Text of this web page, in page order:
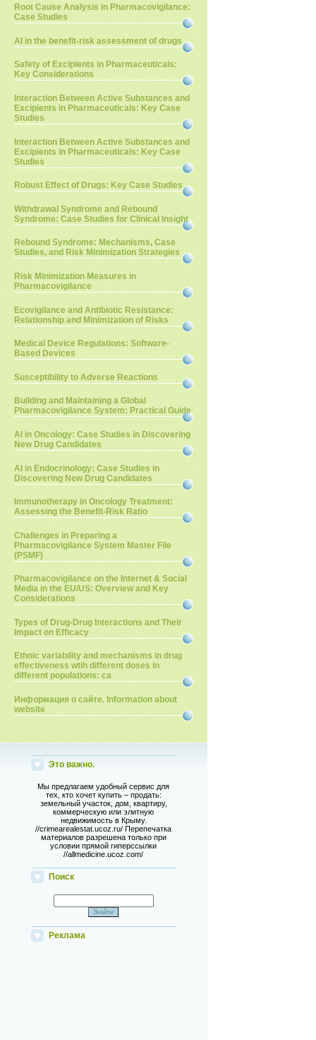
Root Cause Analysis in Pharmacovigilance:
Case Studies
AI in the benefit-risk assessment of drugs
Safety of Excipients in Pharmaceuticals:
Key Considerations
Interaction Between Active Substances and
Excipients in Pharmaceuticals: Key Case
Studies
Interaction Between Active Substances and
Excipients in Pharmaceuticals: Key Case
Studies
Robust Effect of Drugs: Key Case Studies
Withdrawal Syndrome and Rebound
Syndrome: Case Studies for Clinical Insight
Rebound Syndrome: Mechanisms, Case
Studies, and Risk Minimization Strategies
Risk Minimization Measures in
Pharmacovigilance
Ecovigilance and Antibiotic Resistance:
Relationship and Minimization of Risks
Medical Device Regulations: Software-
Based Devices
Susceptibility to Adverse Reactions
Building and Maintaining a Global
Pharmacovigilance System: Practical Guide
AI in Oncology: Case Studies in Discovering
New Drug Candidates
AI in Endocrinology: Case Studies in
Discovering New Drug Candidates
Immunotherapy in Oncology Treatment:
Assessing the Benefit-Risk Ratio
Challenges in Preparing a
Pharmacovigilance System Master File
(PSMF)
Pharmacovigilance on the Internet & Social
Media in the EU/US: Overview and Key
Considerations
Types of Drug-Drug Interactions and Their
Impact on Efficacy
Ethnic variability and mechanisms in drug
effectiveness wtih different doses in
different populations: ca
Информация о сайте. Information about
website
Это важно.
Мы предлагаем удобный сервис для
тех, кто хочет купить – продать:
земельный участок, дом, квартиру,
коммерческую или элитную
недвижимость в Крыму.
//crimearealestat.ucoz.ru/ Перепечатка
материалов разрешена только при
условии прямой гиперссылки
//allmedicine.ucoz.com/
Поиск
Реклама